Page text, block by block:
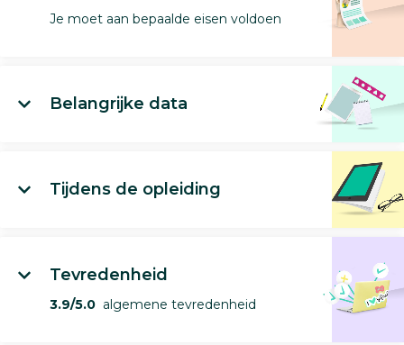
Je moet aan bepaalde eisen voldoen
Belangrijke data
Tijdens de opleiding
Tevredenheid
3.9/5.0 algemene tevredenheid